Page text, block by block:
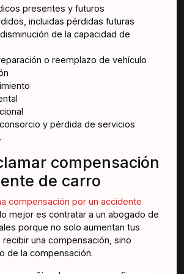
presentes y futuros
incluidas pérdidas futuras
de la capacidad de
o reemplazo de vehículo
y pérdida de servicios
compensación
de carro
compensación por un accidente
, lo mejor es contratar a un abogado de
porque no solo aumentan tus
una compensación, sino
de la compensación.